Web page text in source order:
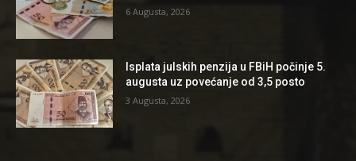
6 Augusta, 2026
Isplata julskih penzija u FBiH počinje 5.
augusta uz povećanje od 3,5 posto
3 Augusta, 2026